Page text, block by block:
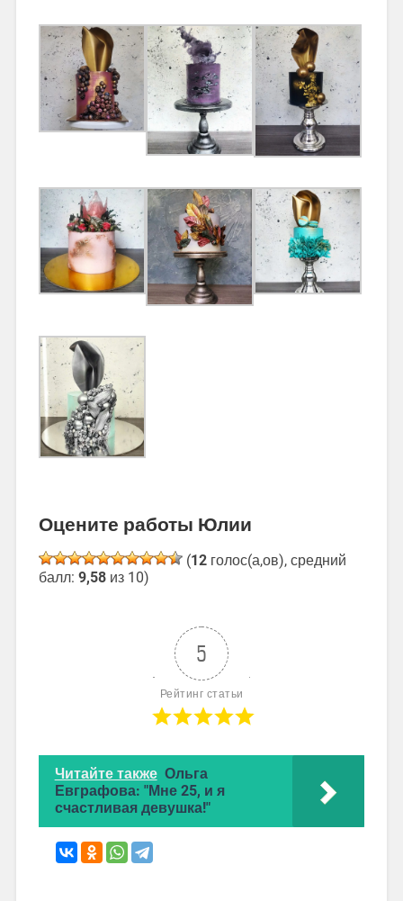
Оцените работы Юлии
(12голос(а,ов), средний
балл: 9,58из 10)
5
Рейтинг статьи
Читайте также Ольга
Евграфова: "Мне 25, и я
счастливая девушка!"